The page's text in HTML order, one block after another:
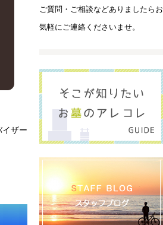
ご質問・ご相談などありましたらお
気軽にご連絡くださいませ。
ザー